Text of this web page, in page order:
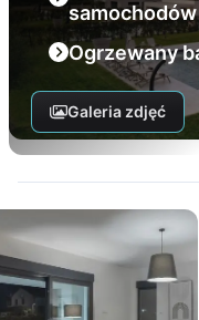
Ogrzewany
Galeria zdjęć